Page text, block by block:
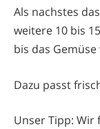
Als nachstes
weitere 10 bis
bis das
Dazu passt
Unser Tipp: Wir